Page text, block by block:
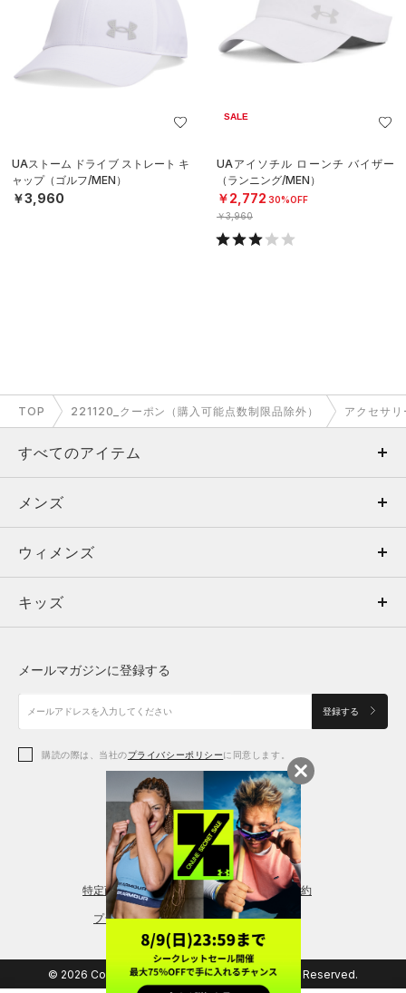
UAストーム ドライブ ストレート キ
ャップ（ゴルフ/MEN）
￥3,960
SALE
UAアイソチル ローンチ バイザー
（ランニング/MEN）
￥2,772 30%OFF
￥3,960
TOP 221120_クーポン（購入可能点数制限品除外） アクセサリ
すべてのアイテム
メンズ
ウィメンズ
キッズ
アクセサリー
メンズ
トップス
ボトムス
アクセサリー
ウィメンズ
トップス
シューズ
アクセサリー
レギンス＆タイツ
キッズ
シューズ
メールマガジンに登録する
登録する
購読の際は、当社のプライバシーポリシーに同意します。
特定商取引法に基づく通販の表記 会員規約
プライバシーポリシー
© 2026 Copyright DOME Corporation. All Rights Reserved.